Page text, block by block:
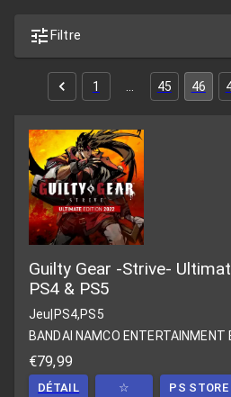
Filtre
1 45 46
Guilty Gear -Strive-
PS4 & PS5
Jeu|PS4,PS5
BANDAI NAMCO ENTERTAINMENT
€79,99
DÉTAIL ☆ PS STORE